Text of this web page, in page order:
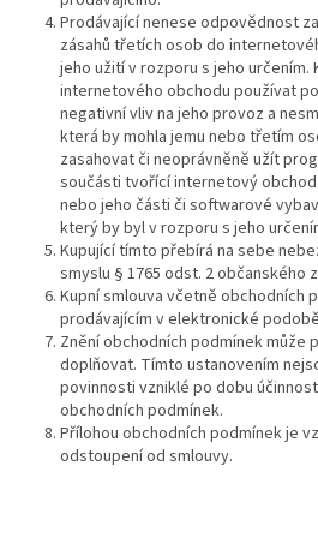
Prodávající nenese odpovědnost
zásahů třetích osob do
jeho užití v rozporu s jeho určením.
internetového obchodu používat
negativní vliv na jeho provoz a
která by mohla jemu nebo třetím
zasahovat či neoprávněně užít
součásti tvořící internetový
nebo jeho části či softwarové
který by byl v rozporu s jeho
Kupující tímto přebírá na sebe
smyslu § 1765 odst. 2 občanského
Kupní smlouva včetně obchodních
prodávajícím v elektronické
Znění obchodních podmínek může
doplňovat. Tímto ustanovením
povinnosti vzniklé po dobu
obchodních podmínek.
Přílohou obchodních podmínek je
odstoupení od smlouvy.